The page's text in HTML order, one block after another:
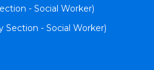
- Social Worker)
Section - Social Worker)